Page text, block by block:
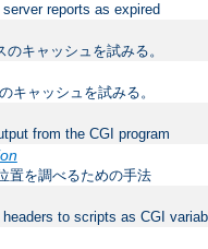
reports as expired
キャッシュを試みる。
キャッシュを試みる。
from the CGI program
置を調べるための手法
to scripts as CGI